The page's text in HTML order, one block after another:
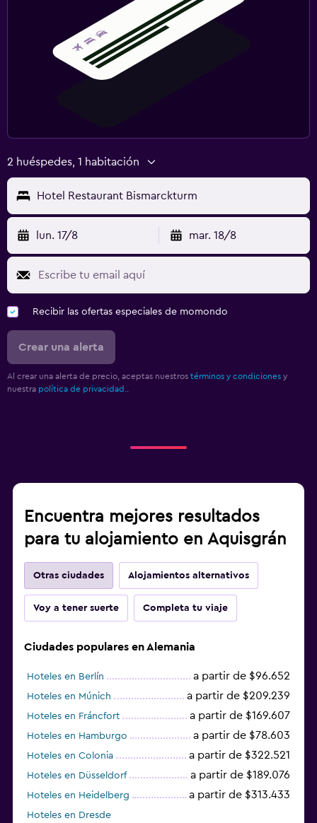
2 huéspedes, 1 habitación
Hotel Restaurant Bismarckturm
lun. 17/8 mar. 18/8
Recibir las ofertas especiales de momondo
Crear una alerta
Al crear una alerta de precio, aceptas nuestros términos y condiciones y
nuestra política de privacidad.
Encuentra mejores resultados
para tu alojamiento en Aquisgrán
Otras ciudades Alojamientos alternativos
Voy a tener suerte Completa tu viaje
Ciudades populares en Alemania
Hoteles en Berlín a partir de $96.652
Hoteles en Múnich a partir de $209.239
Hoteles en Fráncfort a partir de $169.607
Hoteles en Hamburgo a partir de $78.603
Hoteles en Colonia a partir de $322.521
Hoteles en Düsseldorf a partir de $189.076
Hoteles en Heidelberg a partir de $313.433
Hoteles en Dresde